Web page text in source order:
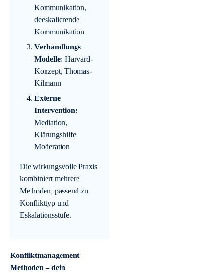
Kommunikation,
deeskalierende
Kommunikation
Verhandlungs-
Modelle: Harvard-
Konzept, Thomas-
Kilmann
Externe
Intervention:
Mediation,
Klärungshilfe,
Moderation
Die wirkungsvolle Praxis
kombiniert mehrere
Methoden, passend zu
Konflikttyp und
Eskalationsstufe.
Konfliktmanagement
Methoden – dein